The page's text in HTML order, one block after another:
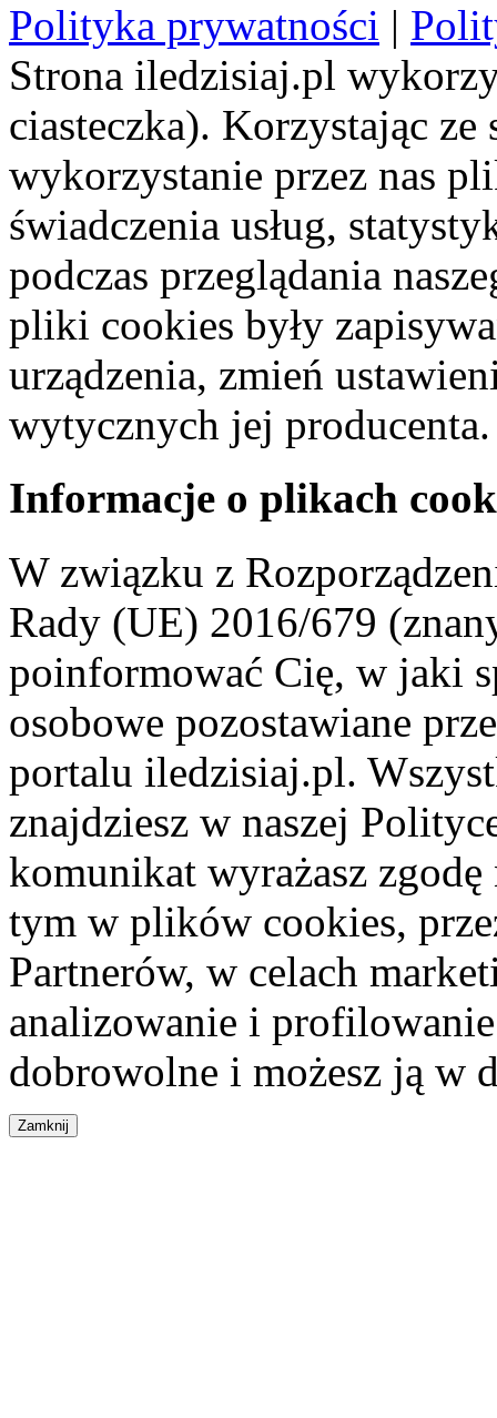
Polityka prywatności |
Strona iledzisiaj.pl
ciasteczka). Korzystając
wykorzystanie przez nas
świadczenia usług,
podczas przeglądania
pliki cookies były
urządzenia, zmień
wytycznych jej producenta.
Informacje o plikach
W związku z
Rady (UE) 2016/679
poinformować Cię, w jaki
osobowe pozostawiane
portalu iledzisiaj.pl.
znajdziesz w naszej
komunikat wyrażasz
tym w plików cookies,
Partnerów, w celach
analizowanie i
dobrowolne i możesz ją w